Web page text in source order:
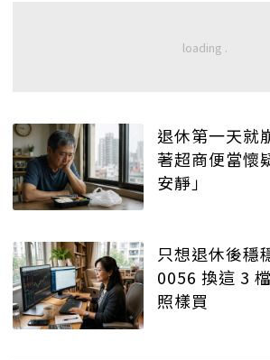
退休第一天就
著超商便當懷
安靜」
只想退休後穩
0056 換這 3
照樣買